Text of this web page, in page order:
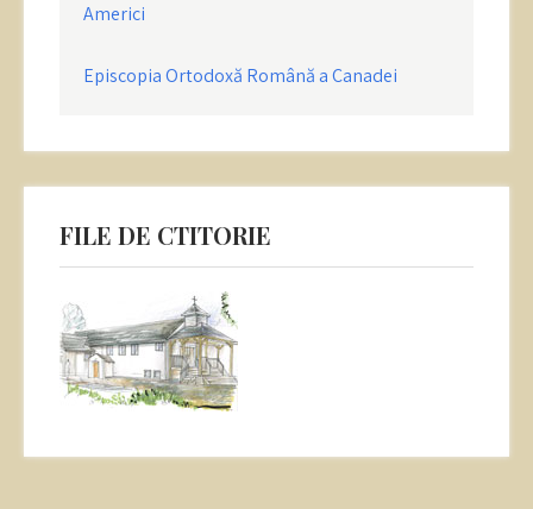
Americi
Episcopia Ortodoxă Română a Canadei
FILE DE CTITORIE